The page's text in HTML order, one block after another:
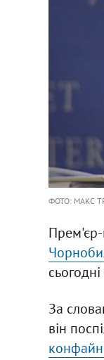
ФОТО: МАКС
Прем'єр-
За
він